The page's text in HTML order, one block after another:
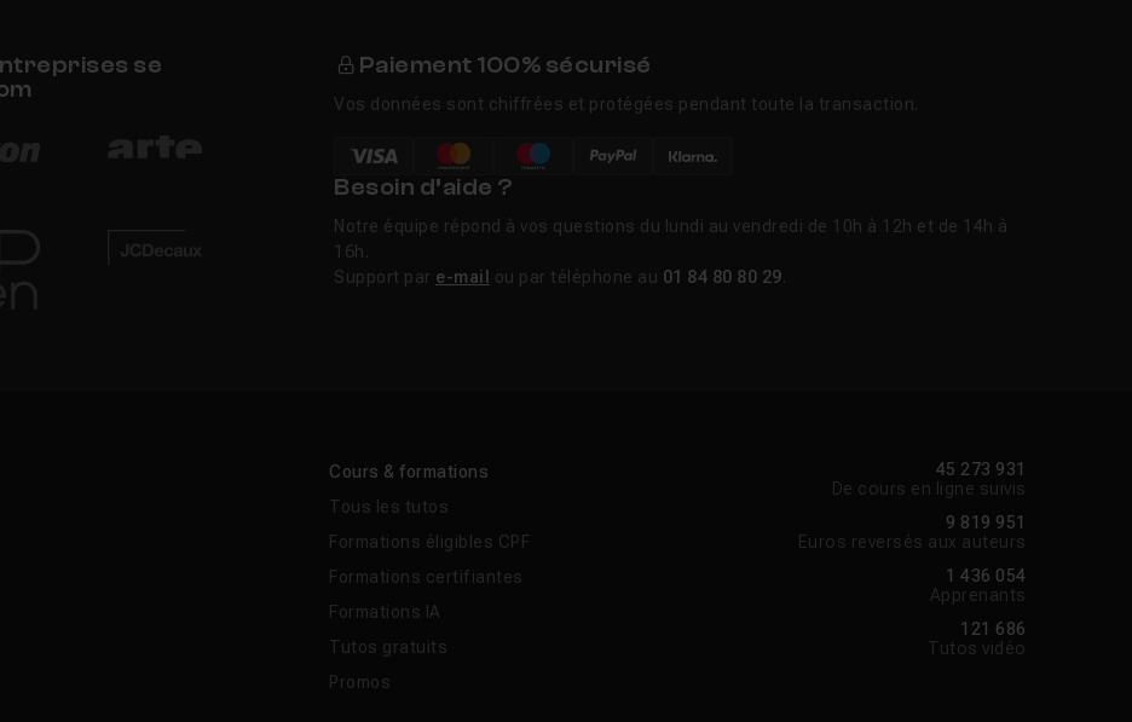
se
Paiement 100% sécurisé
Vos données sont chiffrées et protégées pendant toute la transaction.
Besoin d’aide ?
Notre équipe répond à vos questions du lundi au vendredi de 10h à 12h et de 14h à
16h.
Support par e-mail ou par téléphone au 01 84 80 80 29
Cours & formations
Tous les tutos
Formations éligibles CPF
Formations certifiantes
Formations IA
Tutos gratuits
Promos
45 273 931
De cours en ligne suivis
9 819 951
Euros reversés aux auteurs
1 436 054
Apprenants
121 686
Tutos vidéo